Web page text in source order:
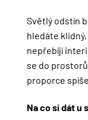
Světlý odstín
hledáte
nepřebíjí
se do
proporce
Na co si dát u